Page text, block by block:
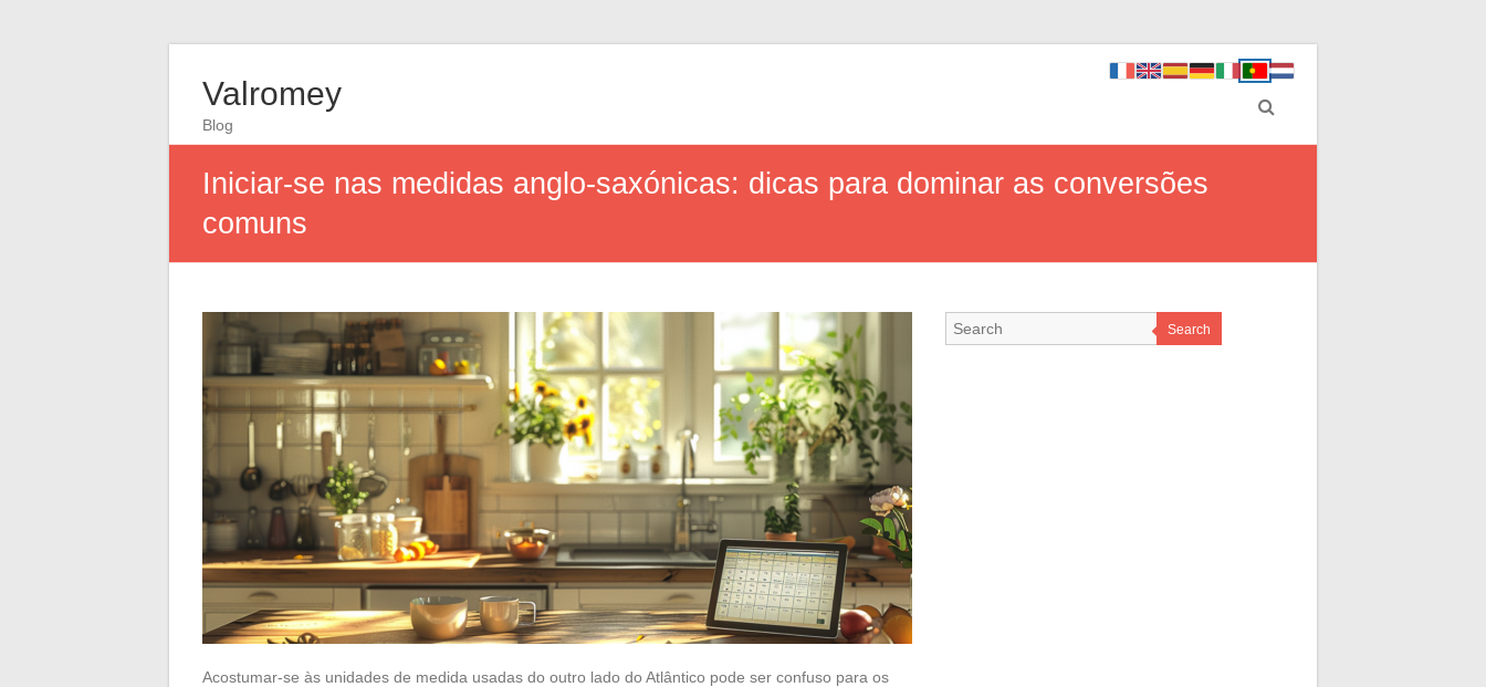
Valromey
Blog
Iniciar-se nas medidas anglo-saxónicas: dicas para dominar as conversões
comuns
Acostumar-se às unidades de medida usadas do outro lado do Atlântico pode ser confuso para os
Search